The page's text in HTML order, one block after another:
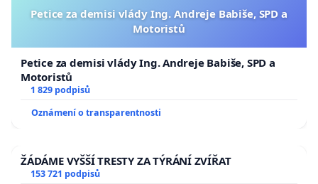
Petice za demisi vlády Ing. Andreje Babiše, SPD a
Motoristů
Petice za demisi vlády Ing. Andreje Babiše, SPD a
Motoristů
1 829 podpisů
Oznámení o transparentnosti
ŽÁDÁME VYŠŠÍ TRESTY ZA TÝRÁNÍ ZVÍŘAT
153 721 podpisů